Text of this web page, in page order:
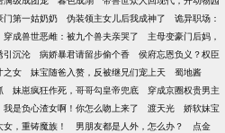
门第一姑奶奶 伪装领主女儿后我成神了
诡异职场：
穿成兽世恶雌：被九个兽夫亲哭了
主母变豪门后妈，
引沉沦 病娇暴君请留步偷个香
侯府忘恩负义？权臣
之女 妹宝随爸入赘，反被继兄们宠上天
蜀地酱
妹崽疯狂作死，哥哥勾皇帝兜底
穿成京圈权贵男主
我是负心渣女啊！你怎么吻上来了 渡天光
娇软妹宝
，重铸魔族！ 男朋友都是人外，怎么办？
点金